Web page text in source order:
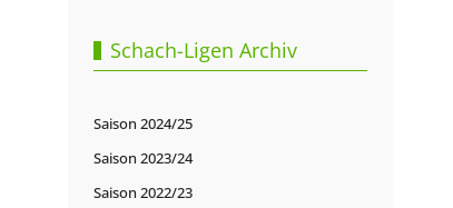
Schach-Ligen Archiv
Saison 2024/25
Saison 2023/24
Saison 2022/23